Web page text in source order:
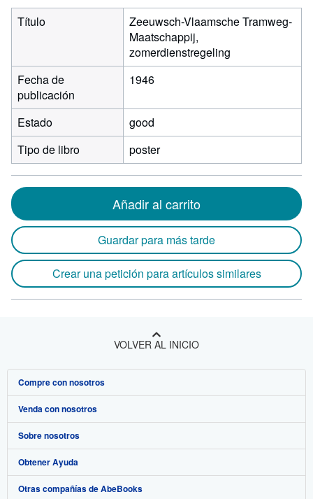
Título
Zeeuwsch-Vlaamsche Tramweg-
Maatschappij,
zomerdienstregeling
Fecha de
publicación
1946
Estado
good
Tipo de libro
poster
Añadir al carrito
Guardar para más tarde
Crear una petición para artículos similares
VOLVER AL INICIO
Compre con nosotros
Búsqueda avanzada
Colecciones
Mi cuenta
Mis pedidos
Venda con nosotros
Comenzar a vender
Únase a nuestro programa de afiliados
Recomiende un vendedor
Sobre nosotros
Sobre IberLibro
Medios
Obtener Ayuda
Preguntas frecuentes y guías
Otras compañías de AbeBooks